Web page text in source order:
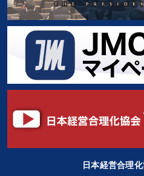
日本経営合理